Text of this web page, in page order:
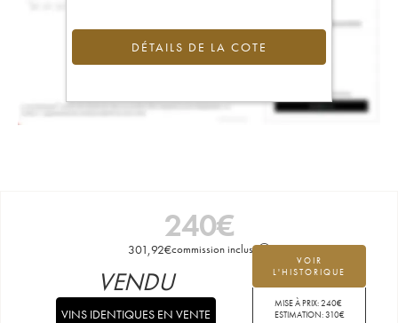
DÉTAILS DE LA COTE
240€
301,92€commission incluse
VOIR
L'HISTORIQUE
MISE À PRIX:240€
ESTIMATION:310€
VENDU
VINS IDENTIQUES EN VENTE